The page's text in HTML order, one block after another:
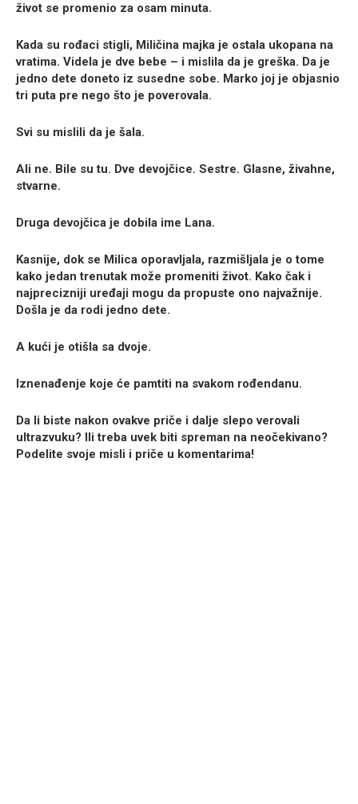
život se promenio za osam minuta.
Kada su rođaci stigli, Miličina majka je ostala ukopana na
vratima. Videla je dve bebe – i mislila da je greška. Da je
jedno dete doneto iz susedne sobe. Marko joj je objasnio
tri puta pre nego što je poverovala.
Svi su mislili da je šala.
Ali ne. Bile su tu. Dve devojčice. Sestre. Glasne, živahne,
stvarne.
Druga devojčica je dobila ime Lana.
Kasnije, dok se Milica oporavljala, razmišljala je o tome
kako jedan trenutak može promeniti život. Kako čak i
najprecizniji uređaji mogu da propuste ono najvažnije.
Došla je da rodi jedno dete.
A kući je otišla sa dvoje.
Iznenađenje koje će pamtiti na svakom rođendanu.
Da li biste nakon ovakve priče i dalje slepo verovali
ultrazvuku? Ili treba uvek biti spreman na neočekivano?
Podelite svoje misli i priče u komentarima!